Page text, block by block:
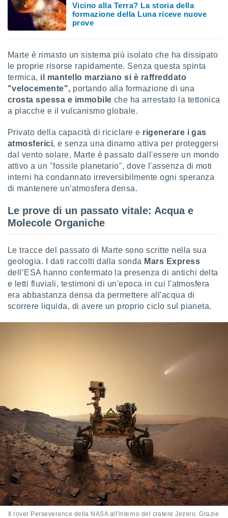
Vicino alla Terra? La storia della
formazione della Luna riceve nuove
prove
Marte è rimasto un sistema più isolato che ha dissipato
le proprie risorse rapidamente. Senza questa spinta
termica, il mantello marziano si è raffreddato
"velocemente", portando alla formazione di una
crosta spessa e immobile che ha arrestato la tettonica
a placche e il vulcanismo globale.
Privato della capacità di riciclare e rigenerare i gas
atmosferici, e senza una dinamo attiva per proteggersi
dal vento solare, Marte è passato dall'essere un mondo
attivo a un "fossile planetario", dove l'assenza di moti
interni ha condannato irreversibilmente ogni speranza
di mantenere un'atmosfera densa.
Le prove di un passato vitale: Acqua e
Molecole Organiche
Le tracce del passato di Marte sono scritte nella sua
geologia. I dati raccolti dalla sonda Mars Express
dell’ESA hanno confermato la presenza di antichi delta
e letti fluviali, testimoni di un'epoca in cui l'atmosfera
era abbastanza densa da permettere all'acqua di
scorrere liquida, di avere un proprio ciclo sul pianeta.
Il rover Perseverance della NASA all'interno del cratere Jezero. Grazie